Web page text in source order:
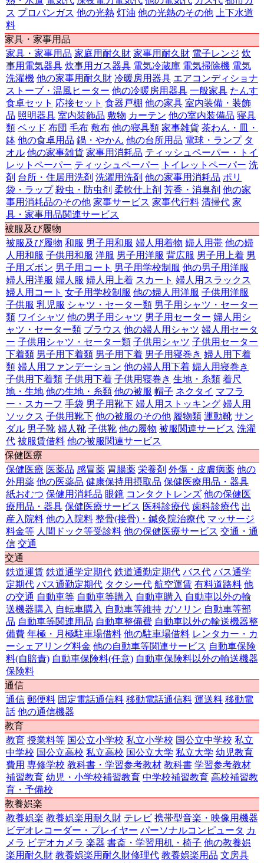
ス プロパンガス 他の光熱 灯油 他の光熱のその他
上下水道
料
家具・家事用品
家具・家事用品 家庭用耐久財 家事用耐久財 電子レンジ 炊
事用電気器具 炊事用ガス器具 電気冷蔵庫 電気掃除機 電気
洗濯機 他の家事用耐久財 冷暖房用器具 エアコンディショナ
ストーブ・温風ヒーター 他の冷暖房用器具 一般家具 たんす
食卓セット 応接セット 食器戸棚 他の家具 室内装備・装飾
品 照明器具 室内装飾品 敷物 カーテン 他の室内装備品 寝具
類 ベッド 布団 毛布 敷布 他の寝具類 家事雑貨 茶わん・皿・
鉢 他の食卓用品 鍋・やかん 他の台所用品 電球・ランプ タ
オル 他の家事雑貨 家事用消耗品 ティッシュペーパー・トイ
レットペーパー ティッシュペーパー トイレットペーパー 洗
剤 台所・住居用洗剤 洗濯用洗剤 他の家事用消耗品 ポリ
袋・ラップ 殺虫・防虫剤 柔軟仕上剤 芳香・消臭剤 他の家
事用消耗品のその他 家事サービス 家事代行料 清掃代 家
具・家事用品関連サービス
被服及び履物
被服及び履物 和服 男子用和服 婦人用着物 婦人用帯 他の婦
人用和服 子供用和服 洋服 男子用洋服 背広服 男子用上着 男
子用ズボン 男子用コート 男子用学校制服 他の男子用洋服
婦人用洋服 婦人服 婦人用上着 スカート 婦人用スラックス
婦人用コート 女子用学校制服 他の婦人用洋服 子供用洋服
子供服 乳児服 シャツ・セーター類 男子用シャツ・セーター
類 ワイシャツ 他の男子用シャツ 男子用セーター 婦人用シ
ャツ・セーター類 ブラウス 他の婦人用シャツ 婦人用セータ
ー 子供用シャツ・セーター類 子供用シャツ 子供用セーター
下着類 男子用下着類 男子用下着 男子用寝巻き 婦人用下着
類 婦人用ファンデーション 他の婦人用下着 婦人用寝巻き
子供用下着類 子供用下着 子供用寝巻き 生地・糸類 着尺
地・生地 他の生地・糸類 他の被服 帽子 ネクタイ マフラ
ー・スカーフ 手袋 男子用靴下 婦人用ストッキング 婦人用
ソックス 子供用靴下 他の被服のその他 履物類 運動靴 サン
ダル 男子靴 婦人靴 子供靴 他の履物 被服関連サービス 洗濯
代 被服賃借料 他の被服関連サービス
保健医療
保健医療 医薬品 感冒薬 胃腸薬 栄養剤 外傷・皮膚病薬 他の
外用薬 他の医薬品 健康保持用摂取品 保健医療用品・器具
紙おむつ 保健用消耗品 眼鏡 コンタクトレンズ 他の保健医
療用品・器具 保健医療サービス 医科診療代 歯科診療代 出
産入院料 他の入院料 整骨(接骨)・鍼灸院治療代 マッサージ
料金等 人間ドック等受診料 他の保健医療サービス 交通・通
信 交通
交通
鉄道運賃 鉄道通学定期代 鉄道通勤定期代 バス代 バス通学
定期代 バス通勤定期代 タクシー代 航空運賃 有料道路料 他
の交通 自動車等 自動車等購入 自動車購入 自動車以外の輸
送機器購入 自転車購入 自動車等維持 ガソリン 自動車等部
品 自動車等関連用品 自動車整備費 自動車以外の輸送機器整
備費 年極・月極駐車場借料 他の駐車場借料 レンタカー・カ
ーシェアリング料金 他の自動車等関連サービス 自動車保険
料(自賠責) 自動車保険料(任意) 自動車保険料以外の輸送機器
保険料
通信
通信 郵便料 固定電話通信料 移動電話通信料 運送料 移動電
話 他の通信機器
教育
教育 授業料等 国公立小学校 私立小学校 国公立中学校 私立
中学校 国公立高校 私立高校 国公立大学 私立大学 幼児教育
費用 専修学校 教科書・学習参考教材 教科書 学習参考教材
補習教育 幼児・小学校補習教育 中学校補習教育 高校補習教
育・予備校
教養娯楽
教養娯楽 教養娯楽用耐久財 テレビ 携帯型音楽・映像用機器
ビデオレコーダー・プレイヤー パーソナルコンピュータ カ
メラ ビデオカメラ 楽器 書斎・学習用机・椅子 他の教養娯
楽用耐久財 教養娯楽用耐久財修理代 教養娯楽用品 文房具